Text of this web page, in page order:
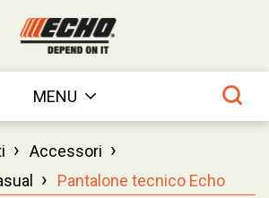
MENU
› Accessori ›
› Pantalone tecnico Echo